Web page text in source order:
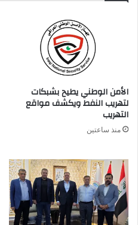
ا
و
ن
ي
الأمن الوطني يطيح بشبكات
لتهريب النفط ويكشف مواقع
التهريب
منذ ساعتين